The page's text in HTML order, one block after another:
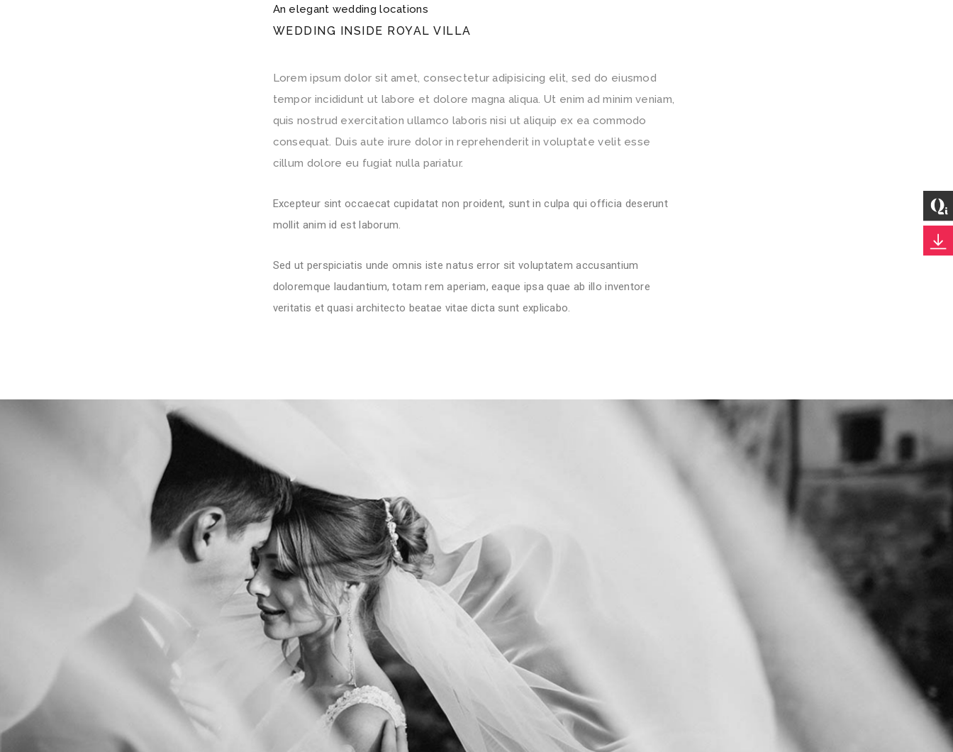
An elegant wedding locations
WEDDING INSIDE ROYAL VILLA
Lorem ipsum dolor sit amet, consectetur adipisicing elit, sed do eiusmod
tempor incididunt ut labore et dolore magna aliqua. Ut enim ad minim veniam,
quis nostrud exercitation ullamco laboris nisi ut aliquip ex ea commodo
consequat. Duis aute irure dolor in reprehenderit in voluptate velit esse
cillum dolore eu fugiat nulla pariatur.
Excepteur sint occaecat cupidatat non proident, sunt in culpa qui officia deserunt
mollit anim id est laborum.
Sed ut perspiciatis unde omnis iste natus error sit voluptatem accusantium
doloremque laudantium, totam rem aperiam, eaque ipsa quae ab illo inventore
veritatis et quasi architecto beatae vitae dicta sunt explicabo.